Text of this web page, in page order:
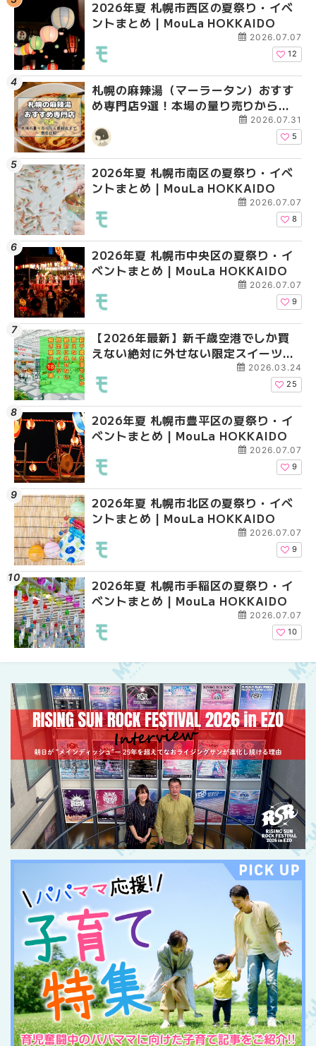
2026年夏 札幌市西区の夏祭り・イベ
ントまとめ | MouLa HOKKAIDO
2026.07.07
12
札幌の麻辣湯（マーラータン）おすす
め専門店9選！本場の量り売りから最
新店まで徹底比較 | MouLa
HOKKAIDO
2026.07.31
5
2026年夏 札幌市南区の夏祭り・イベ
ントまとめ | MouLa HOKKAIDO
2026.07.07
8
2026年夏 札幌市中央区の夏祭り・イ
ベントまとめ | MouLa HOKKAIDO
2026.07.07
9
【2026年最新】新千歳空港でしか買
えない絶対に外せない限定スイーツ・
焼き菓子18選 | MouLa HOKKAIDO
2026.03.24
25
2026年夏 札幌市豊平区の夏祭り・イ
ベントまとめ | MouLa HOKKAIDO
2026.07.07
9
2026年夏 札幌市北区の夏祭り・イベ
ントまとめ | MouLa HOKKAIDO
2026.07.07
9
2026年夏 札幌市手稲区の夏祭り・イ
ベントまとめ | MouLa HOKKAIDO
2026.07.07
10
2026年夏 札幌市北区
ントまとめ | MouLa
2026年夏 札幌市手稲
ベントまとめ |
2026年夏 札幌市白石
ベントまとめ |
2026年夏 札幌市清田
ベントまとめ |
2026年夏 札幌市南区
ントまとめ | MouLa
2026年夏 札幌市豊平
ベントまとめ |
2026年夏 札幌市中央
ベントまとめ |
2026年夏 恵庭市・千
イベントまとめ |
2026年夏 札幌市白石
ベントまとめ |
2026年夏 札幌市西区
ントまとめ | MouLa
2026年夏 札幌市手稲
ベントまとめ |
札幌の麻辣湯（マーラ
め専門店6選！本場の
新店まで徹底比較 |
2026年夏 札幌市清田
ベントまとめ |
【2026年最新】新千
えない絶対に外せない
焼き菓子18選 |
【新千歳空港】新カー
業。「SUPER
ーパーラウンジアネッ
介！！ | MouLa
2026年夏 札幌市豊平
ベントまとめ |